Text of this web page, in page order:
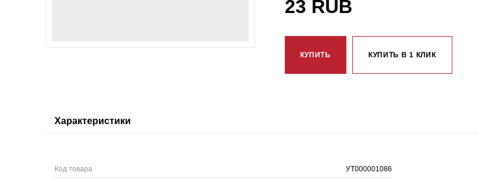
23 RUB
КУПИТЬ КУПИТЬ В 1 КЛИК
Характеристики
Код товара УТ000001086